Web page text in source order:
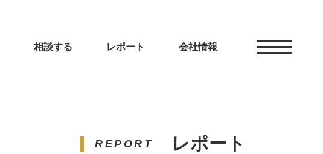
相談する レポート 会社情報
REPORT レポート